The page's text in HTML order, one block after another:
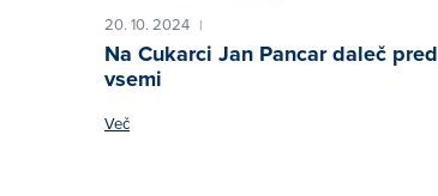
20. 10. 2024 |
Na Cukarci Jan Pancar daleč pred
vsemi
Več